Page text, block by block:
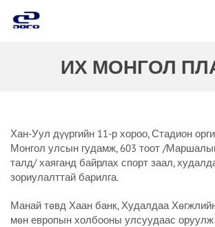
ИХ МОНГОЛ
Хан-Уул дүүргийн 11-р хороо, Стадион
Монгол улсын гудамж, 603 тоот /
талд/ хаяганд байрлах спорт заал,
зориулалттай барилга.
Манай төвд Хаан банк, Худалдаа
мөн европын холбооны улсуудаас оруулж